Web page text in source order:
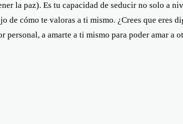
la paz). Es tu capacidad de seducir no solo a
de cómo te valoras a ti mismo. ¿Crees que eres
a amarte a ti mismo para poder amar a